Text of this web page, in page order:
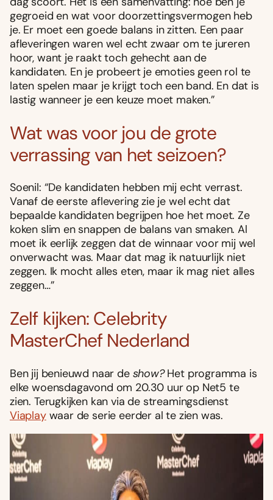
gegroeid en wat voor doorzettingsvermogen heb
je. Er moet een goede balans in zitten. Een paar
afleveringen waren wel echt zwaar om te jureren
hoor, want je raakt toch gehecht aan de
kandidaten. En je probeert je emoties geen rol te
laten spelen maar je krijgt toch een band. En dat is
lastig wanneer je een keuze moet maken.”
Wat was voor jou de grote
verrassing van het seizoen?
Soenil: “De kandidaten hebben mij echt verrast.
Vanaf de eerste aflevering zie je wel echt dat
bepaalde kandidaten begrijpen hoe het moet. Ze
koken slim en snappen de balans van smaken. Al
moet ik eerlijk zeggen dat de winnaar voor mij wel
onverwacht was. Maar dat mag ik natuurlijk niet
zeggen. Ik mocht alles eten, maar ik mag niet alles
zeggen…”
Zelf kijken: Celebrity
MasterChef Nederland
Ben jij benieuwd naar de show?Het programma is
elke woensdagavond om 20.30 uur op Net5 te
zien. Terugkijken kan via de streamingsdienst
Viaplaywaar de serie eerder al te zien was.